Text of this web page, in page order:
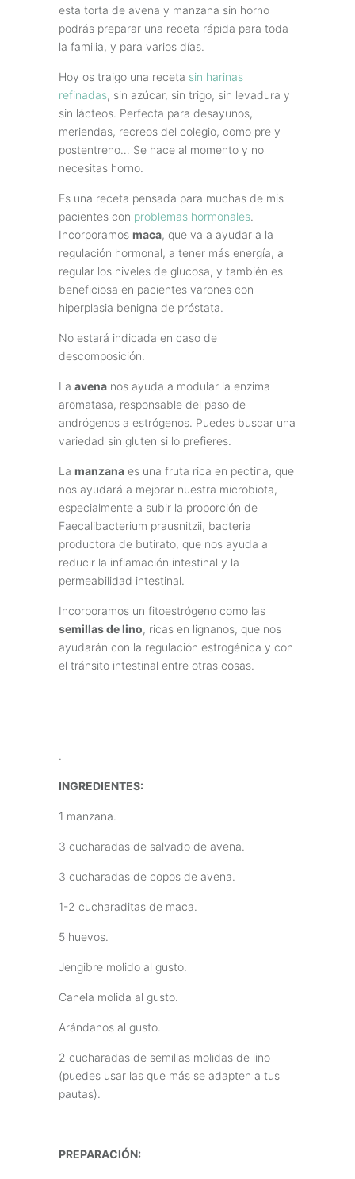
esta torta de avena y manzana sin horno
podrás preparar una receta rápida para toda
la familia, y para varios días.
Hoy os traigo una receta sin harinas
refinadas, sin azúcar, sin trigo, sin levadura y
sin lácteos. Perfecta para desayunos,
meriendas, recreos del colegio, como pre y
postentreno… Se hace al momento y no
necesitas horno.
Es una receta pensada para muchas de mis
pacientes con problemas hormonales.
Incorporamos maca, que va a ayudar a la
regulación hormonal, a tener más energía, a
regular los niveles de glucosa, y también es
beneficiosa en pacientes varones con
hiperplasia benigna de próstata.
No estará indicada en caso de
descomposición.
La avena nos ayuda a modular la enzima
aromatasa, responsable del paso de
andrógenos a estrógenos. Puedes buscar una
variedad sin gluten si lo prefieres.
La manzana es una fruta rica en pectina, que
nos ayudará a mejorar nuestra microbiota,
especialmente a subir la proporción de
Faecalibacterium prausnitzii, bacteria
productora de butirato, que nos ayuda a
reducir la inflamación intestinal y la
permeabilidad intestinal.
Incorporamos un fitoestrógeno como las
semillas de lino, ricas en lignanos, que nos
ayudarán con la regulación estrogénica y con
el tránsito intestinal entre otras cosas.
.
INGREDIENTES:
1 manzana.
3 cucharadas de salvado de avena.
3 cucharadas de copos de avena.
1-2 cucharaditas de maca.
5 huevos.
Jengibre molido al gusto.
Canela molida al gusto.
Arándanos al gusto.
2 cucharadas de semillas molidas de lino
(puedes usar las que más se adapten a tus
pautas).
PREPARACIÓN: